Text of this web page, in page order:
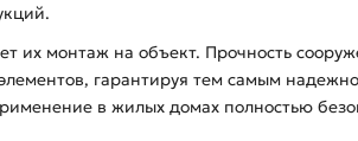
их монтаж на объект. Прочность
гарантируя тем самым
в жилых домах полностью